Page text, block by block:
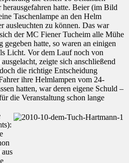
hatte. Beier (im Bild
Taschenlampe an den Helm
ausleuchten zu können. Das war
der MC Fiener Tucheim alle Mühe
hatte, so waren an einigen
Licht. Vor dem Lauf noch von
zeigte sich anschließend
die richtige Entscheidung
ihre Helmlampen vom 24-
hatten, war deren eigene Schuld –
die Veranstaltung schon lange